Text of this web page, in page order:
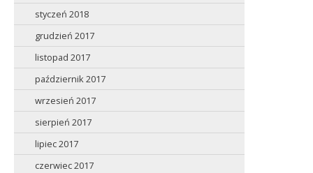
styczeń 2018
grudzień 2017
listopad 2017
październik 2017
wrzesień 2017
sierpień 2017
lipiec 2017
czerwiec 2017